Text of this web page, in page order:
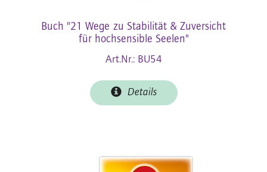
Buch "21 Wege zu Stabilität & Zuversicht
für hochsensible Seelen"
Art.Nr.: BU54
Details